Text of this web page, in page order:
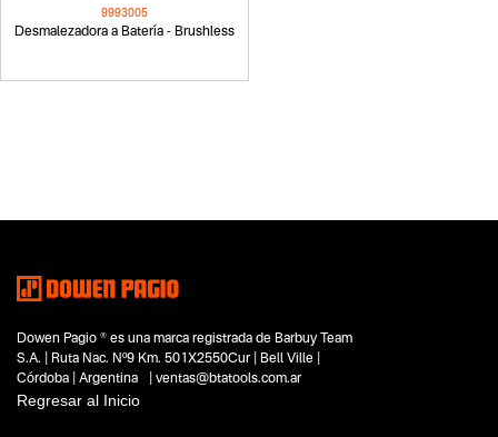
Desmalezadora a Batería - Brushless
9993005
Dowen Pagio ® es una marca registrada de Barbuy Team
S.A. | Ruta Nac. Nº9 Km. 501X2550Cur | Bell Ville |
Córdoba | Argentina | ventas@btatools.com.ar
Regresar al Inicio